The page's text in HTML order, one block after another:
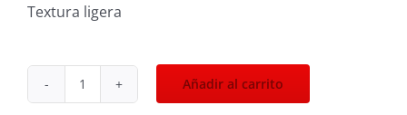
Textura ligera
Crema
Añadir al carrito